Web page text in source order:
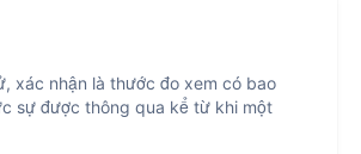
xác nhận là thước đo xem có bao
sự được thông qua kể từ khi một